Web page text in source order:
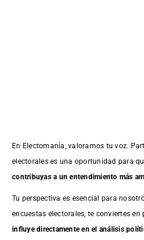
En Electomanía, valoramos tu voz.
electorales es una oportunidad para
contribuyas a un entendimiento más
Tu perspectiva es esencial para
encuestas electorales, te conviertes
influye directamente en el análisis